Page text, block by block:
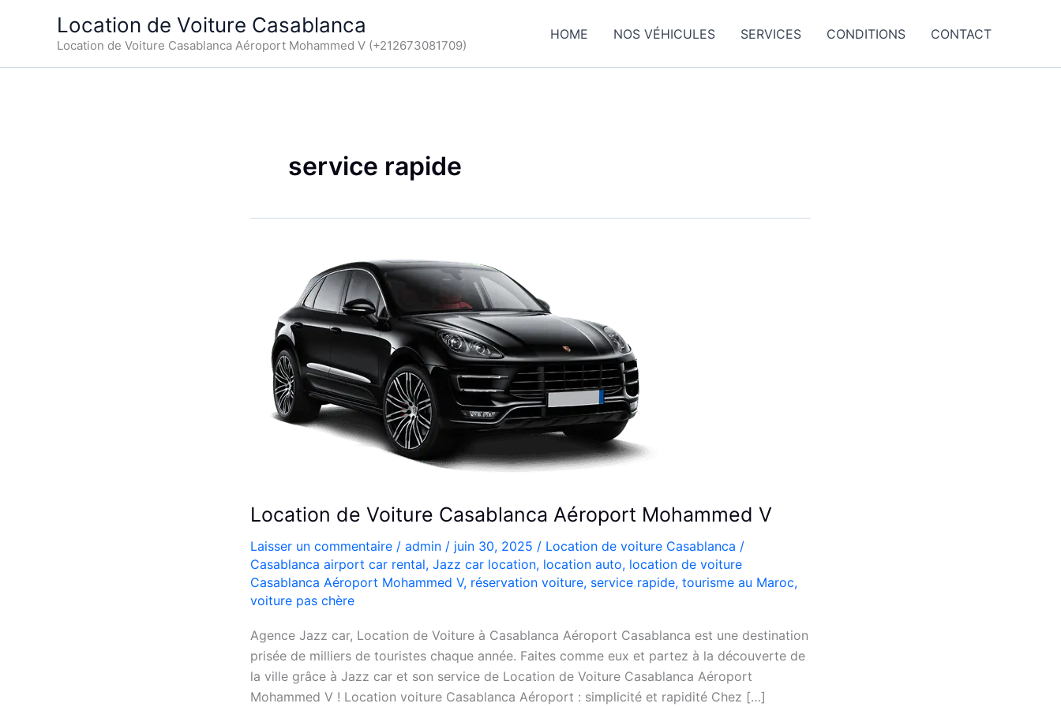
Location de Voiture Casablanca
Location de Voiture Casablanca Aéroport Mohammed V (+212673081709)
HOME NOS VÉHICULES SERVICES CONDITIONS CONTACT
service rapide
Location de Voiture Casablanca Aéroport Mohammed V
Laisser un commentaire / admin / juin 30, 2025 / Location de voiture Casablanca /
Casablanca airport car rental, Jazz car location, location auto, location de voiture
Casablanca Aéroport Mohammed V, réservation voiture, service rapide, tourisme au Maroc,
voiture pas chère
Agence Jazz car, Location de Voiture à Casablanca Aéroport Casablanca est une destination
prisée de milliers de touristes chaque année. Faites comme eux et partez à la découverte de
la ville grâce à Jazz car et son service de Location de Voiture Casablanca Aéroport
Mohammed V ! Location voiture Casablanca Aéroport : simplicité et rapidité Chez […]